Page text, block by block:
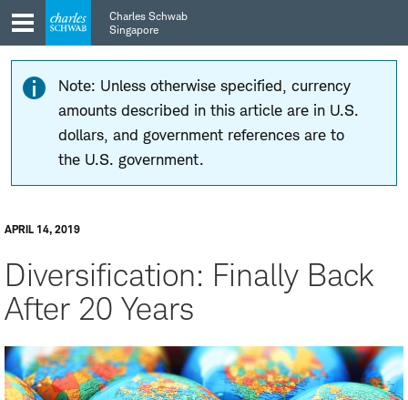
Skip
to
main
navigation
Skip
to
content
Charles Schwab
Singapore
Note: Unless otherwise specified, currency
amounts described in this article are in U.S.
dollars, and government references are to
the U.S. government.
APRIL 14, 2019
Diversification: Finally Back
After 20 Years